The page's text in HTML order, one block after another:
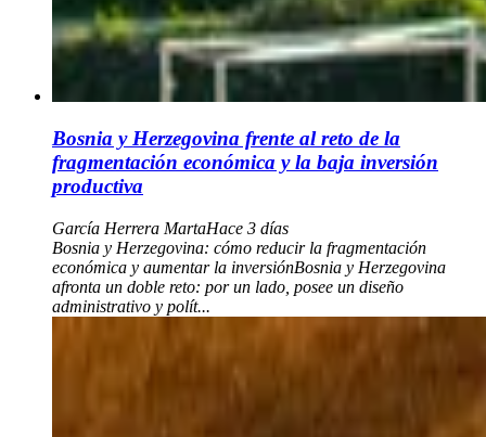
Bosnia y Herzegovina frente al reto de la
fragmentación económica y la baja inversión
productiva
García Herrera MartaHace 3 días
Bosnia y Herzegovina: cómo reducir la fragmentación
económica y aumentar la inversiónBosnia y Herzegovina
afronta un doble reto: por un lado, posee un diseño
administrativo y polít...